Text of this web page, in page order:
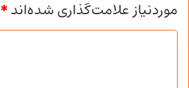
موردنیاز علامت‌گذاری شده‌اند*
د